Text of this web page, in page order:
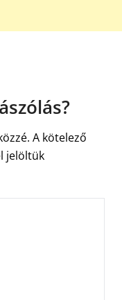
A kötelező
jelöltük